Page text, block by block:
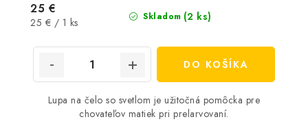
Skladom (2 ks)
25 €
Jednotková
25 € / 1 ks
DO KOŠÍKA
Lupa na čelo so svetlom je užitočná pomôcka pre
chovateľov matiek pri prelarvovaní.